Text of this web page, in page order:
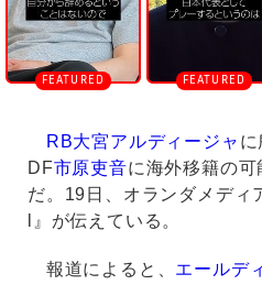
RB大宮アルディージャ
DF市原吏音に海外移籍の可
だ。19日、オランダメデ
l』が伝えている。
報道によると、 エールデ